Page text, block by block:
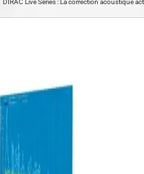
DIRAC Live Series : La correction acoustique